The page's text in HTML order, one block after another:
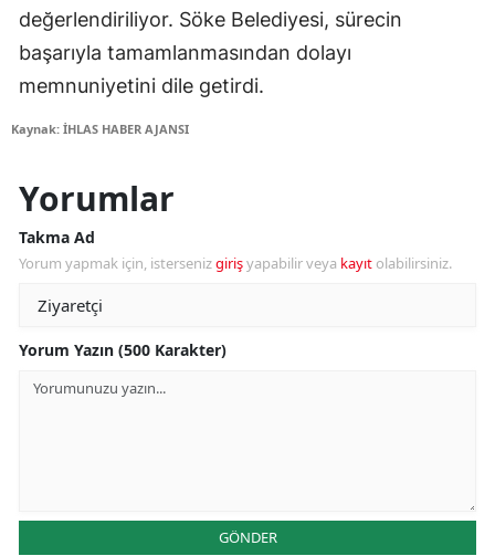
değerlendiriliyor. Söke Belediyesi, sürecin
başarıyla tamamlanmasından dolayı
memnuniyetini dile getirdi.
Kaynak: İHLAS HABER AJANSI
Yorumlar
Takma Ad
Yorum yapmak için, istersenizgirişyapabilir veya kayıt olabilirsiniz.
Yorum Yazın (500 Karakter)
GÖNDER